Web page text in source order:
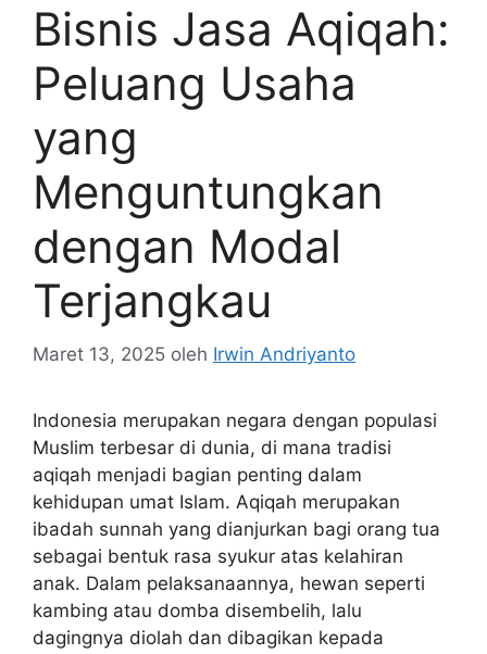
Bisnis Jasa Aqiqah:
Peluang Usaha
yang
Menguntungkan
dengan Modal
Terjangkau
Maret 13, 2025 oleh Irwin Andriyanto
Indonesia merupakan negara dengan populasi
Muslim terbesar di dunia, di mana tradisi
aqiqah menjadi bagian penting dalam
kehidupan umat Islam. Aqiqah merupakan
ibadah sunnah yang dianjurkan bagi orang tua
sebagai bentuk rasa syukur atas kelahiran
anak. Dalam pelaksanaannya, hewan seperti
kambing atau domba disembelih, lalu
dagingnya diolah dan dibagikan kepada